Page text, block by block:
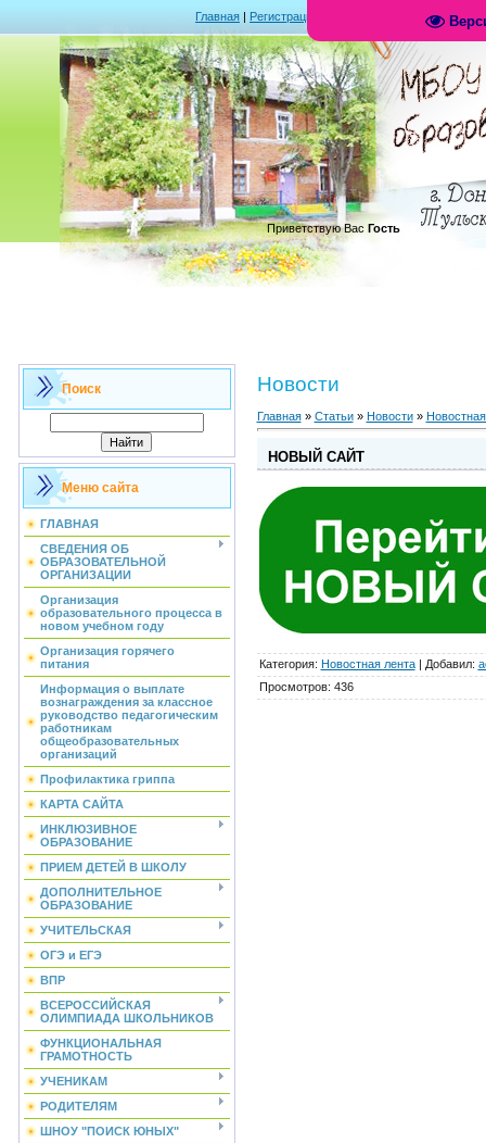
Главная | Регистрация
.
Приветствую Вас Гость
Поиск
Меню сайта
ГЛАВНАЯ
СВЕДЕНИЯ ОБ
ОБРАЗОВАТЕЛЬНОЙ
ОРГАНИЗАЦИИ
Организация
образовательного процесса в
новом учебном году
Организация горячего
питания
Информация о выплате
вознаграждения за классное
руководство педагогическим
работникам
общеобразовательных
организаций
Профилактика гриппа
КАРТА САЙТА
ИНКЛЮЗИВНОЕ
ОБРАЗОВАНИЕ
ПРИЕМ ДЕТЕЙ В ШКОЛУ
ДОПОЛНИТЕЛЬНОЕ
ОБРАЗОВАНИЕ
УЧИТЕЛЬСКАЯ
ОГЭ и ЕГЭ
ВПР
ВСЕРОССИЙСКАЯ
ОЛИМПИАДА ШКОЛЬНИКОВ
ФУНКЦИОНАЛЬНАЯ
ГРАМОТНОСТЬ
УЧЕНИКАМ
РОДИТЕЛЯМ
ШНОУ "ПОИСК ЮНЫХ"
Новости
Главная» Статьи» Новости»
НОВЫЙ САЙТ
Категория: Новостная лента| Добавил:
Просмотров: 436